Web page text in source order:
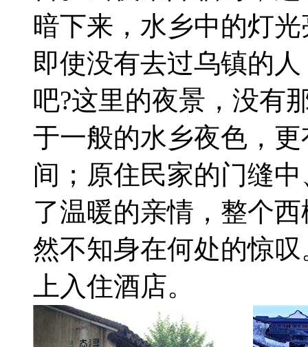
暗下来，水乡中的灯
即使没有去过乌镇的
吧?这里的夜景，没有
于一般的水乡夜色，
间；原住民家的门缝
了温暖的亲情，整个
然不知身在何处的惊
上入住酒店。